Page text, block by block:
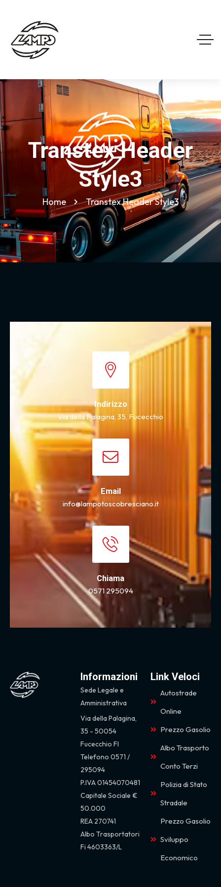
Transtex Header
Style3
Home Transtex Header Style3
Indirizzo
Via della Palagina, 35, Fucecchio
Email
info@lampotoscobresciano.it
Chiama
0571 295094
Informazioni
Sede Legale e
Amministrativa
Via della Palagina,
35 - 50054
Fucecchio FI
Telefono 0571 /
295094
P.IVA 01454070481
Capitale Sociale €
50.000
REA 270741
Albo Trasportatori
Fi 4603363/L
Link Veloci
Autostrade
Online
Prezzo Gasolio
Albo Trasporto
Conto Terzi
Polizia di Stato
Stradale
Prezzo Gasolio
Sviluppo
Economico